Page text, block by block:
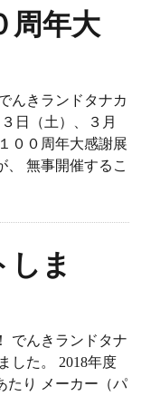
周年大
んきランドタナカ
日（土）、３月
００周年大感謝展
、 無事開催するこ
しま
でんきランドタナ
した。 2018年度
たり メーカー（パ